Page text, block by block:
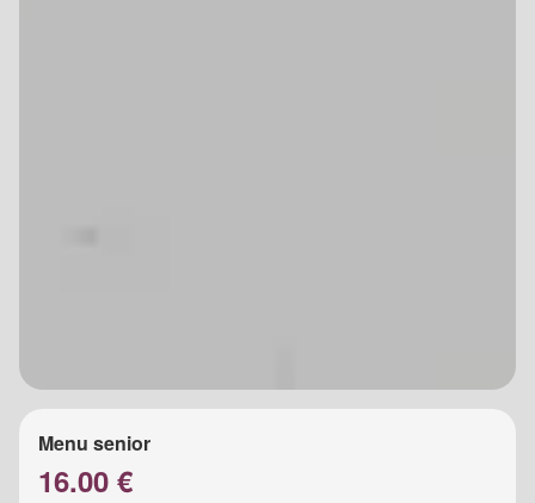
Menu senior
16.00 €